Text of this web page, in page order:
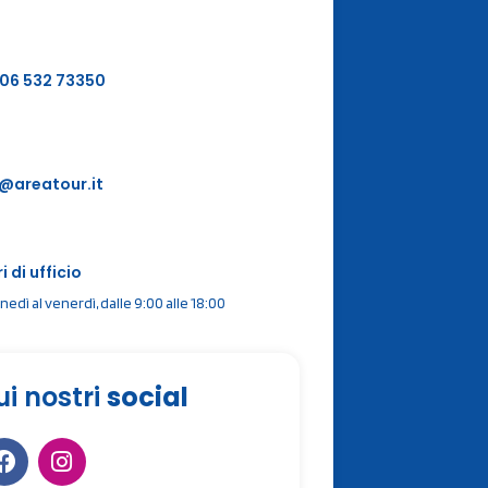
532 73350
di ufficio
al venerdì, dalle 9:00 alle 18:00
nostrisocial